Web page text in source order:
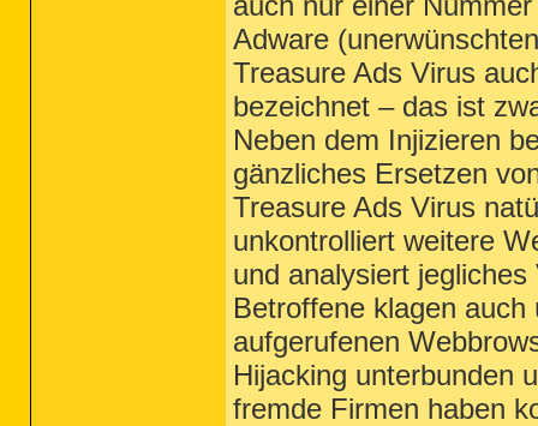
Adware
Treasure Ads Virus
bezeichnet – das ist
Neben dem Injizieren
gänzliches Ersetzen
Treasure Ads Virus
unkontrolliert weitere
und analysiert
Betroffene klagen
aufgerufenen
Hijacking unterbunden
fremde Firmen haben